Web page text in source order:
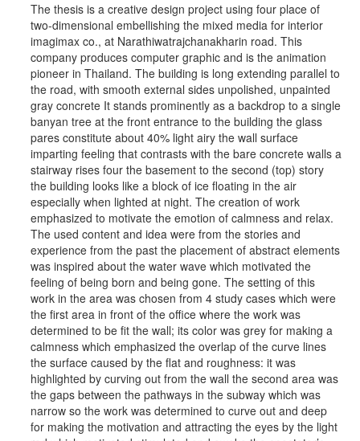
The thesis is a creative design project using four place of
two-dimensional embellishing the mixed media for interior
imagimax co., at Narathiwatrajchanakharin road. This
company produces computer graphic and is the animation
pioneer in Thailand. The building is long extending parallel to
the road, with smooth external sides unpolished, unpainted
gray concrete It stands prominently as a backdrop to a single
banyan tree at the front entrance to the building the glass
pares constitute about 40% light airy the wall surface
imparting feeling that contrasts with the bare concrete walls a
stairway rises four the basement to the second (top) story
the building looks like a block of ice floating in the air
especially when lighted at night. The creation of work
emphasized to motivate the emotion of calmness and relax.
The used content and idea were from the stories and
experience from the past the placement of abstract elements
was inspired about the water wave which motivated the
feeling of being born and being gone. The setting of this
work in the area was chosen from 4 study cases which were
the first area in front of the office where the work was
determined to be fit the wall; its color was grey for making a
calmness which emphasized the overlap of the curve lines
the surface caused by the flat and roughness: it was
highlighted by curving out from the wall the second area was
the gaps between the pathways in the subway which was
narrow so the work was determined to curve out and deep
for making the motivation and attracting the eyes by the light